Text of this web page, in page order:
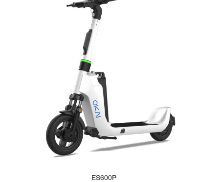
ES600P